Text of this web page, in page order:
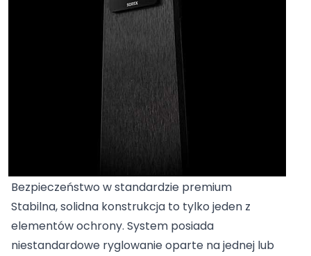
Bezpieczeństwo w standardzie premium
Stabilna, solidna konstrukcja to tylko jeden z
elementów ochrony. System posiada
niestandardowe ryglowanie oparte na jednej lub